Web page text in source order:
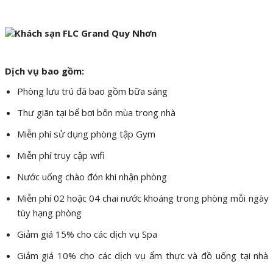
Dịch vụ bao gồm:
Phòng lưu trú đã bao gồm bữa sáng
Thư giãn tại bể bơi bốn mùa trong nhà
Miễn phí sử dụng phòng tập Gym
Miễn phí truy cập wifi
Nước uống chào đón khi nhận phòng
Miễn phí 02 hoặc 04 chai nước khoáng trong phòng mỗi ngày
tùy hạng phòng
Giảm giá 15% cho các dịch vụ Spa
Giảm giá 10% cho các dịch vụ ẩm thực và đồ uống tại nhà